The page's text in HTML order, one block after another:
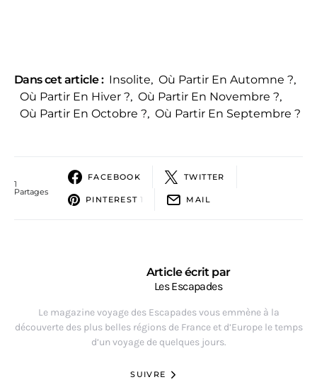
Dans cet article : Insolite, Où Partir En Automne ?,
Où Partir En Hiver ?, Où Partir En Novembre ?,
Où Partir En Octobre ?, Où Partir En Septembre ?
1
Partages
FACEBOOK TWITTER
PINTEREST 1 MAIL
Article écrit par
Les Escapades
Le magazine voyage des Escapades vous emmène à la
découverte des plus belles régions de France et d’Europe le temps
d’un voyage de quelques jours.
SUIVRE